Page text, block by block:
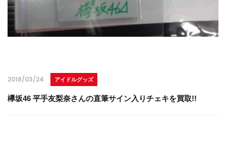
2018/03/24 アイドルグッズ
欅坂46 平手友梨奈さんの直筆サイン入りチェキを買取!!